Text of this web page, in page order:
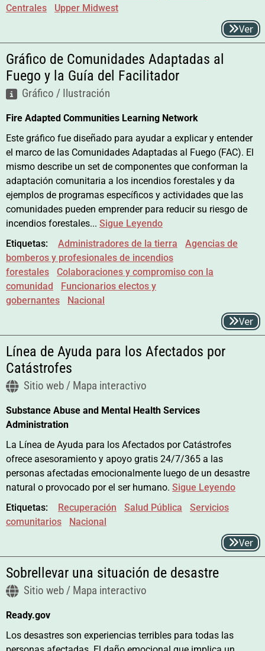
Centrales
Upper Midwest
Ver
Gráfico de Comunidades Adaptadas al
Fuego y la Guía del Facilitador
Gráfico / Ilustración
Fire Adapted Communities Learning Network
Este gráfico fue diseñado para ayudar a explicar y entender
el marco de las Comunidades Adaptadas al Fuego (FAC). El
mismo describe un set de componentes que conforman la
adaptación comunitaria a los incendios forestales y da
ejemplos de programas específicos y actividades que las
comunidades pueden emprender para reducir su riesgo de
incendios forestales... Sigue Leyendo
Etiquetas:
Administradores de la tierra
Agencias de
bomberos y profesionales de incendios
forestales
Colaboraciones y compromiso con la
comunidad
Funcionarios electos y
gobernantes
Nacional
Ver
Línea de Ayuda para los Afectados por
Catástrofes
Sitio web / Mapa interactivo
Substance Abuse and Mental Health Services
Administration
La Línea de Ayuda para los Afectados por Catástrofes
ofrece asesoramiento y apoyo gratis 24/7/365 a las
personas afectadas emocionalmente luego de un desastre
natural o provocado por el ser humano. Sigue Leyendo
Etiquetas:
Recuperación Salud Pública
Servicios
comunitarios
Nacional
Ver
Sobrellevar una situación de desastre
Sitio web / Mapa interactivo
Ready.gov
Los desastres son experiencias terribles para todas las